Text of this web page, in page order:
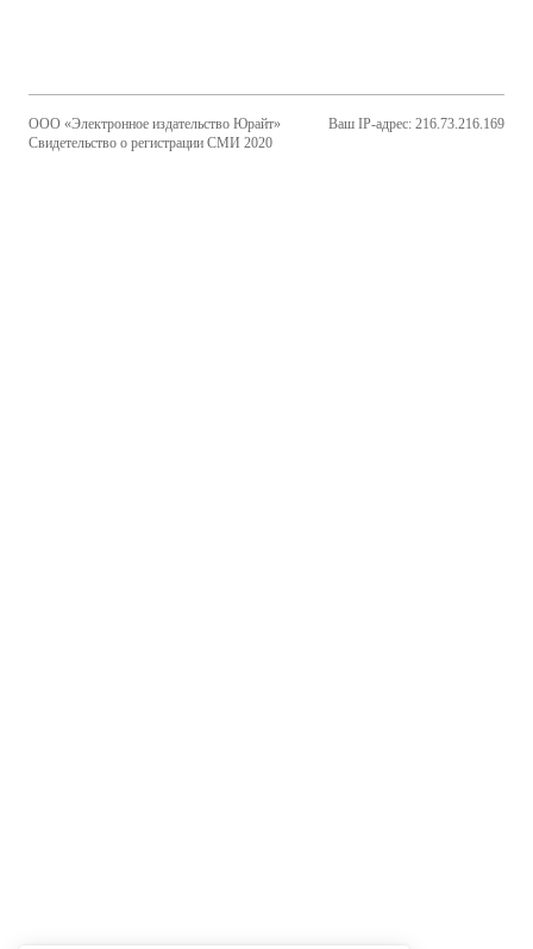
ООО «Электронное издательство Юрайт»
Свидетельство о регистрации СМИ 2020
Ваш IP-адрес: 216.73.216.169